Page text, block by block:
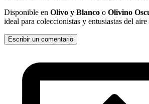
Disponible en Olivo y Blanco o Olivino
ideal para coleccionistas y entusiastas del
Escribir un comentario